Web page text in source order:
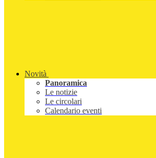
Novità
Panoramica
Le notizie
Le circolari
Calendario eventi